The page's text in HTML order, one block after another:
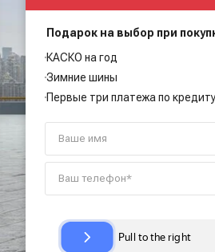
Подарок на выбор при
КАСКО на год
Зимние шины
Первые три платежа по кредиту